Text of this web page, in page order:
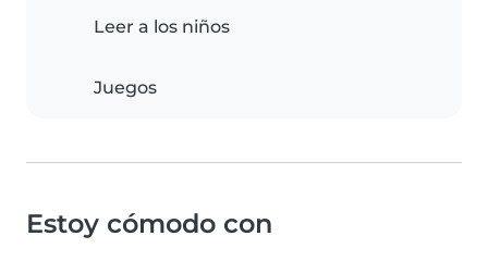
Leer a los niños
Juegos
Estoy cómodo con